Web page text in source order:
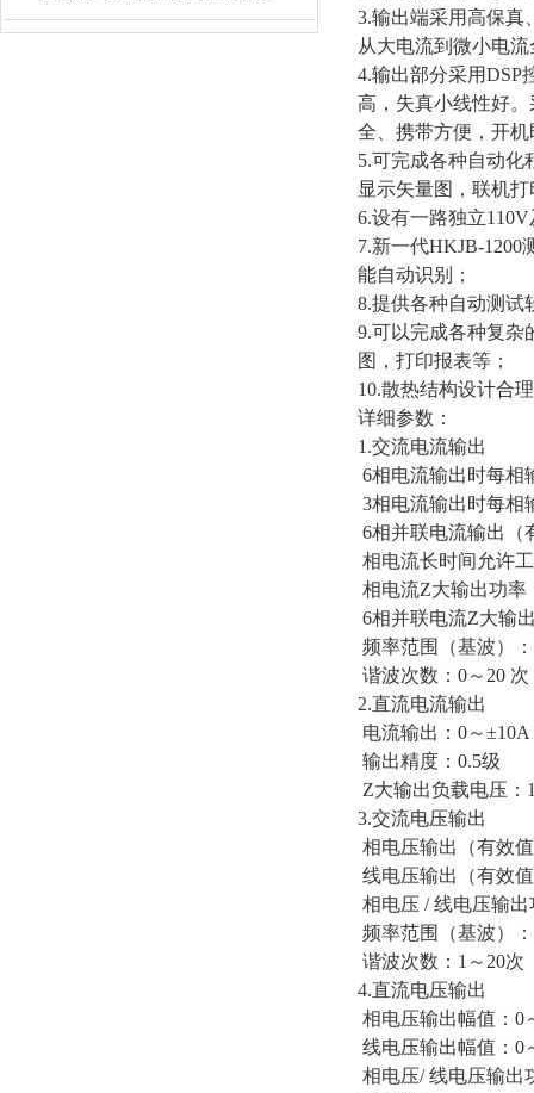
3.输出端采用高保真
从大电流到微小电
4.输出部分采用DSP
高，失真小线性好
全、携带方便，开
5.可完成各种自动化
显示矢量图，联机
6.设有一路独立
7.新一代HKJB-
能自动识别；
8.提供各种自动测试
9.可以完成各种复杂
图，打印报表等；
10.散热结构设计合
详细参数：
1.交流电流输出
6相电流输出时每
3相电流输出时每相
6相并联电流输出（
相电流长时间允许
相电流Z大输出功率
6相并联电流Z大输
频率范围（基波）
谐波次数：0～20 次
2.直流电流输出
电流输出：0～
输出精度：0.5级
Z大输出负载电压：
3.交流电压输出
相电压输出（有效
线电压输出（有效
相电压 / 线电压输出
频率范围（基波）
谐波次数：1～20次
4.直流电压输出
相电压输出幅值：
线电压输出幅值：0
相电压/ 线电压输出